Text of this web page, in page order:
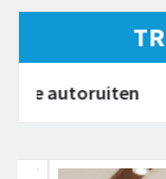
aan jouw